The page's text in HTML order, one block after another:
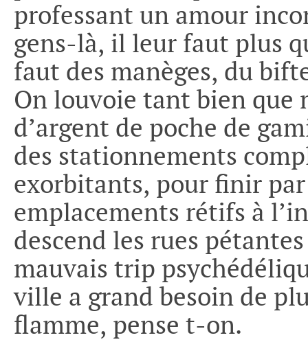
professant un amour
gens-là, il leur faut plus
faut des manèges, du
On louvoie tant bien que
d’argent de poche de
des stationnements
exorbitants, pour finir
emplacements rétifs à
descend les rues
mauvais trip
ville a grand besoin de
flamme, pense t-on.